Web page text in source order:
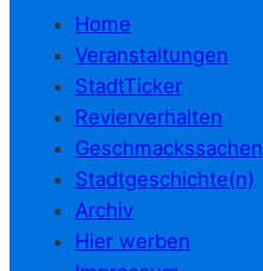
Home
Veranstaltungen
StadtTicker
Revierverhalten
Geschmackssachen
Stadtgeschichte(n)
Archiv
Hier werben